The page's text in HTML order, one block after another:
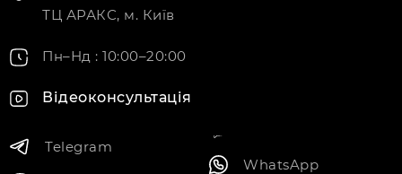
ТЦ АРАКС, м. Київ
Пн–Нд : 10:00–20:00
Відеоконсультація
Telegram
WhatsApp